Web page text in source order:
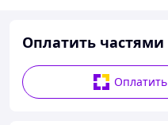
Оплатить частями